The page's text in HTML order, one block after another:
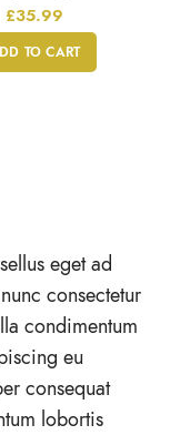
£35.99
TO CART
eget ad
consectetur
condimentum
eu
consequat
lobortis